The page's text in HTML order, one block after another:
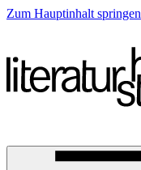
Zum Hauptinhalt springen